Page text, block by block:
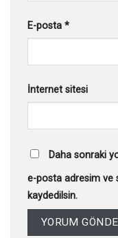
E-posta *
İnternet sitesi
Daha sonraki
e-posta adresim ve
kaydedilsin.